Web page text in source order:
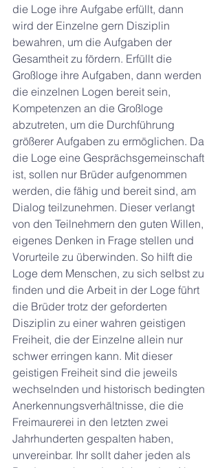
die Loge ihre Aufgabe erfüllt, dann
wird der Einzelne gern Disziplin
bewahren, um die Aufgaben der
Gesamtheit zu fördern. Erfüllt die
Großloge ihre Aufgaben, dann werden
die einzelnen Logen bereit sein,
Kompetenzen an die Großloge
abzutreten, um die Durchführung
größerer Aufgaben zu ermöglichen. Da
die Loge eine Gesprächsgemeinschaft
ist, sollen nur Brüder aufgenommen
werden, die fähig und bereit sind, am
Dialog teilzunehmen. Dieser verlangt
von den Teilnehmern den guten Willen,
eigenes Denken in Frage stellen und
Vorurteile zu überwinden. So hilft die
Loge dem Menschen, zu sich selbst zu
finden und die Arbeit in der Loge führt
die Brüder trotz der geforderten
Disziplin zu einer wahren geistigen
Freiheit, die der Einzelne allein nur
schwer erringen kann. Mit dieser
geistigen Freiheit sind die jeweils
wechselnden und historisch bedingten
Anerkennungsverhältnisse, die die
Freimaurerei in den letzten zwei
Jahrhunderten gespalten haben,
unvereinbar. Ihr sollt daher jeden als